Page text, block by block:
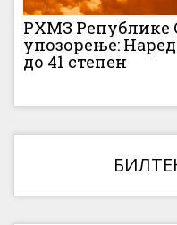
РХМЗ Републике
упозорење:
до 41 степен